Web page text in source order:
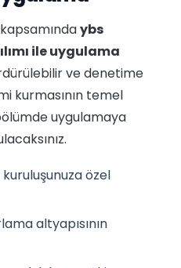
ybs
ile uygulama
ve denetime
kurmasının temel
uygulamaya
özel
altyapısının